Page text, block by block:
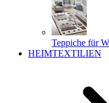
Teppiche für
HEIMTEXTILIEN